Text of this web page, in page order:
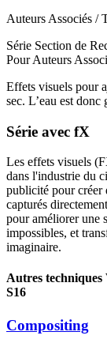
Auteurs Associés /
Série Section de
Pour Auteurs
Effets visuels pour
sec. L’eau est
Série avec fX
Les effets visuels
dans l'industrie du
publicité pour créer
capturés
pour améliorer une
impossibles, et
imaginaire.
Autres techniques
S16
Compositing